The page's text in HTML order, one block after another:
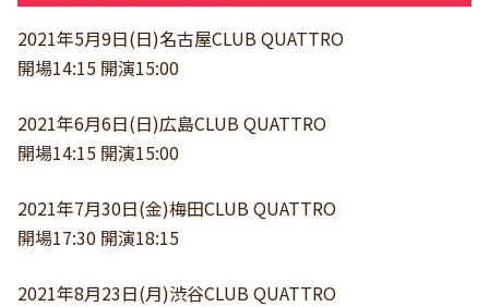
2021年5月9日(日)名古屋CLUB QUATTRO
開場14:15 開演15:00
2021年6月6日(日)広島CLUB QUATTRO
開場14:15 開演15:00
2021年7月30日(金)梅田CLUB QUATTRO
開場17:30 開演18:15
2021年8月23日(月)渋谷CLUB QUATTRO